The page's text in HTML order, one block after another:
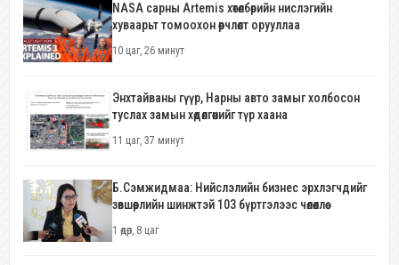
NASA сарны Artemis хөтөлбөрийн нислэгийн
хуваарьт томоохон өөрчлөлт орууллаа
10 цаг, 26 минут
Энхтайваны гүүр, Нарны авто замыг холбосон
туслах замын хөдөлгөөнийг түр хаана
11 цаг, 37 минут
Б.Сэмжидмаа: Нийслэлийн бизнес эрхлэгчдийг
зөвшөөрлийн шинжтэй 103 бүртгэлээс чөлөөллөө
1 өдөр, 8 цаг